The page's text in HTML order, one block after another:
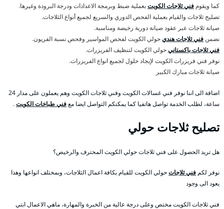
كما ويقوم فني ثلاجات الكويتبعملية ضبط وبرمجة الاعدادات ودرجة البرودة وغيرها.
تصليح ثلاجات والقيام بعملية الفحص الدوري والسريع لجميع أنواع الثلاجات.
صيانة ثلاجات عبر عقود صيانة دورية رخيصة ومناسبة.
نضمن فني ثلاجات هنديحولي الكويت لفحص المواسير وفحص نسبة الفريون.
فني ثلاجات باكستانيحولي الكويت لتنظيف الفريزرات.
نوفر فني فريزرات الكويت لإيجاد حلول لجميع انواع الفريزرات.
صيانة ثلاجات مبارك الكبير
اضافة الى اننا نوفر فني غسالات الكويت وفني ثلاجات الكويت وهم يعملون على مدار 24
ساعة، لطلب الخدمة تواصل هاتفيا كما يمكنكم التواصل ايضا معفني طباخات الكويت.
تصليح ثلاجات حولي
هل تريد الحصول على فني ثلاجات حولي الكويت المحترف والرخيص؟
نوفر لكم فني ثلاجاتحولي الكويت للقيام بكافة اعمال الثلاجات، وبمختلف انواعها وهذا
يعود الى وجود
فني ثلاجات الكويت مختص وعلى درجة عالية من الخبرة والمهارة، ماهي الاعمال ابتي